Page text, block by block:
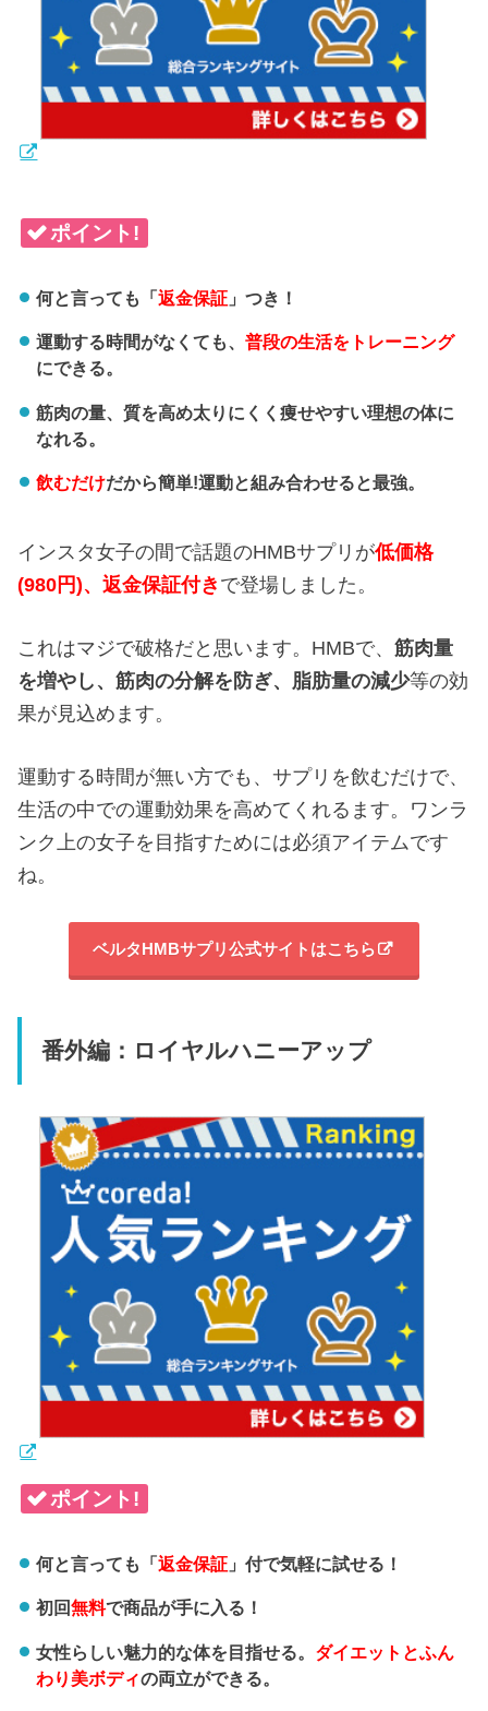
ポイント!
何と言っても「返金保証」つき！
運動する時間がなくても、 普段の生活をトレーニング
にできる。
筋肉の量、質を高め太りにくく痩せやすい理想の体に
なれる。
飲むだけだから簡単!運動と組み合わせると最強。
インスタ女子の間で話題のHMBサプリが低価格
(980円)、返金保証付き で登場しました。
これはマジで破格だと思います。HMBで、筋肉量
を増やし、筋肉の分解を防ぎ、 脂肪量の減少等の効
果が見込めます。
運動する時間が無い方でも、サプリを飲むだけで、
生活の中での運動効果を高めてくれるます。ワンラ
ンク上の女子を目指すためには必須アイテムです
ね。
ベルタHMBサプリ公式サイトはこちら
番外編：ロイヤルハニーアップ
ポイント!
何と言っても「返金保証」付で気軽に試せる！
初回無料で商品が手に入る！
女性らしい魅力的な体を目指せる。 ダイエットとふん
わり美ボディの両立ができる。